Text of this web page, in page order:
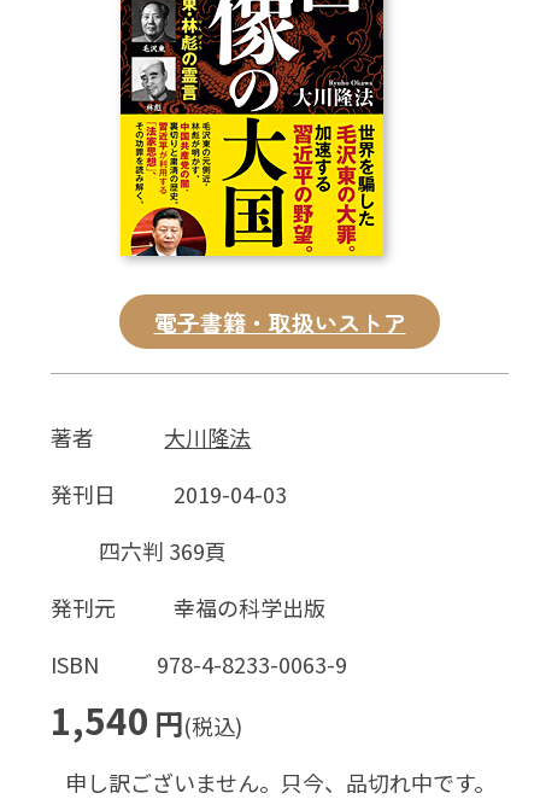
CD
DVD・ブルーレイ
雑貨
外国語
電子書籍・取扱いストア
著者
大川隆法
発刊日
2019-04-03
四六判 369頁
発刊元
幸福の科学出版
ISBN
978-4-8233-0063-9
1,540 円(税込)
申し訳ございません。只今、品切れ中です。